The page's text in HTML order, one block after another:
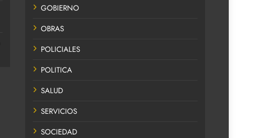
GOBIERNO
OBRAS
POLICIALES
POLITICA
SALUD
SERVICIOS
SOCIEDAD